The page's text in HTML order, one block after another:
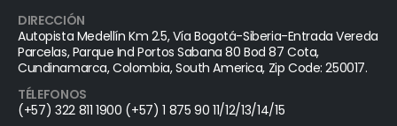
DIRECCIÓN
Autopista Medellín Km 2.5, Vía Bogotá-Siberia-Entrada Vereda
Parcelas, Parque Ind Portos Sabana 80 Bod 87 Cota,
Cundinamarca, Colombia, South America, Zip Code: 250017.
TÉLEFONOS
(+57) 322 811 1900 (+57) 1 875 90 11/12/13/14/15